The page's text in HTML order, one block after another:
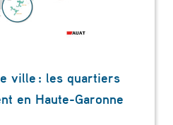
ville : les quartiers
en Haute-Garonne